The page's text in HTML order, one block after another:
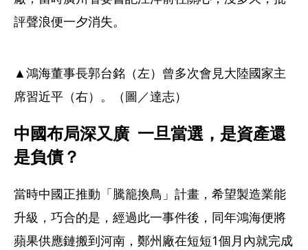
評聲浪便一夕消失。
▲鴻海董事長郭台銘（左）曾多次會見大陸國家主
席習近平（右）。（圖／達志）
中國布局深又廣  一旦當選，是資產還
是負債？
當時中國正推動「騰籠換鳥」計畫，希望製造業能
升級，巧合的是，經過此一事件後，同年鴻海便將
蘋果供應鏈搬到河南，鄭州廠在短短1個月內就完成